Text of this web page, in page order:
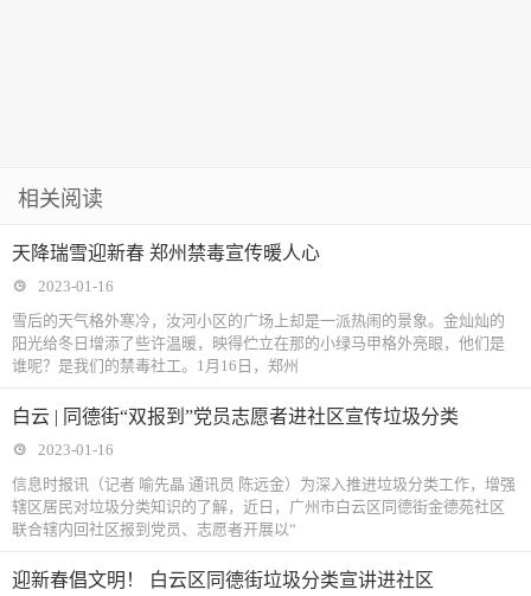
相关阅读
天降瑞雪迎新春 郑州禁毒宣传暖人心
2023-01-16
雪后的天气格外寒冷，汝河小区的广场上却是一派热闹的景象。金灿灿的
阳光给冬日增添了些许温暖，映得伫立在那的小绿马甲格外亮眼，他们是
谁呢？是我们的禁毒社工。1月16日，郑州
白云 | 同德街“双报到”党员志愿者进社区宣传垃圾分类
2023-01-16
信息时报讯（记者 喻先晶 通讯员 陈远金）为深入推进垃圾分类工作，增强
辖区居民对垃圾分类知识的了解，近日，广州市白云区同德街金德苑社区
联合辖内回社区报到党员、志愿者开展以“
迎新春倡文明！ 白云区同德街垃圾分类宣讲进社区